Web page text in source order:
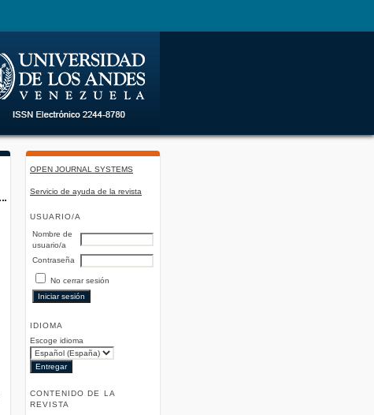
OPEN JOURNAL SYSTEMS
Servicio de ayuda de la revista
USUARIO/A
Nombre de
usuario/a
Contraseña
No cerrar sesión
IDIOMA
Escoge idioma
CONTENIDO DE LA
REVISTA